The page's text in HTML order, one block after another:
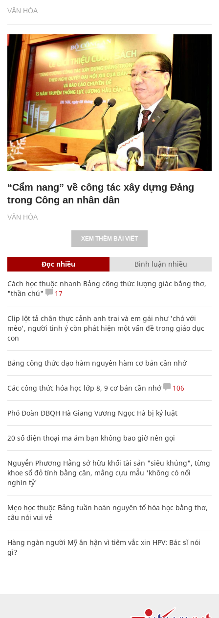
VĂN HÓA
VĂN HÓA
“Cẩm nang” về công tác xây dựng Đảng
trong Công an nhân dân
XEM THÊM BÀI VIẾT
Đọc nhiều Bình luận nhiều
Cách học thuộc nhanh Bảng công thức lượng giác bằng thơ,
"thần chú"
17
Clip lột tả chân thực cảnh anh trai và em gái như 'chó với
mèo', người tinh ý còn phát hiện một vấn đề trong giáo dục
con
Bảng công thức đạo hàm nguyên hàm cơ bản cần nhớ
Các công thức hóa học lớp 8, 9 cơ bản cần nhớ 106
Phó Đoàn ĐBQH Hà Giang Vương Ngọc Hà bị kỷ luật
20 số điện thoại ma ám bạn không bao giờ nên gọi
Nguyễn Phương Hằng sở hữu khối tài sản "siêu khủng", từng
khoe sổ đỏ tính bằng cân, mắng cựu mẫu 'không có nổi
nghìn tỷ'
Mẹo học thuộc Bảng tuần hoàn nguyên tố hóa học bằng thơ,
câu nói vui vẻ
Hàng ngàn người Mỹ ân hận vì tiêm vắc xin HPV: Bác sĩ nói
gì?